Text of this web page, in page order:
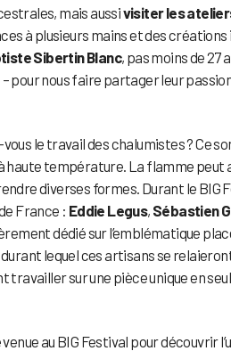
mais aussivisiter les
à plusieurs mains et des créations
Sibertin Blanc, pas moins de 27
pour nous faire partager leur
le travail des chalumistes ? Ce
haute température. La flamme
diverses formes. Durant le BIG
France : Eddie Legus, Sébastien
dédié sur l’emblématique
lequel ces artisans se
travailler sur une pièce unique en
au BIG Festival pour découvrir